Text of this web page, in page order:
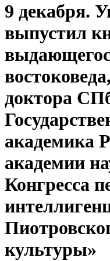
9 декабря.
выпустил
доктора
академика
академии
Конгресса
культуры»